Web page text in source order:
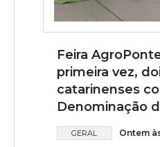
Feira
primeira vez,
catarinenses
Denominação
GERAL Ontem